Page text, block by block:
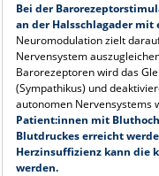
Bei der
an der Halsschlagader
Neuromodulation zielt
Nervensystem
Barorezeptoren wird das
(Sympathikus) und
autonomen Nervensystems
Patient:innen mit
Blutdruckes erreicht
Herzinsuffizienz kann die
werden.